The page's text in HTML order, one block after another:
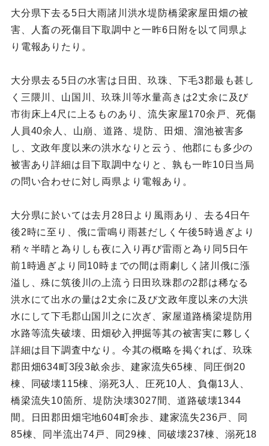
大分県下去る5日大雨諸川洪水堤防橋梁家屋田畑の被
害、人畜の死傷目下取調中と一昨6日附を以て同県よ
り電報ありたり。
大分県去る5日の水害は日田、玖珠、下毛3郡最も甚し
く三隈川、山国川、玖珠川等水量高きは2丈余に及び
市街床上4尺に上るものあり、流失家屋170余戸、死傷
人員40余人、山崩、道路、堤防、田畑、溜池被害多
し、文政年度以来の洪水なりと云う、他郡にも多少の
被害あり詳細は目下取調中なりと、孰も一昨10日当局
の問い合わせに対し両県より電報あり。
大分県に於いては去月28日より風雨あり、去る4日午
後2時に至り、俄に雷鳴り雨甚だしく午後5時過ぎより
稍々半晴と為りしも夜に入り再び雷雨と為り同5日午
前1時過ぎより同10時までの間は雨劇しく諸川俄に漲
溢し、殊に筑後川の上流う日田玖珠郡の2郡は稀なる
洪水にて出水の量は2丈余に及び文政年度以来の大洪
水にして下毛郡山国川之に次ぎ、家屋道路橋梁堤防用
水路等流失破壊、田畑砂入押掘等其の被害実に夥しく
詳細は目下調査中なり。今其の概略を掲ぐれば、玖珠
郡田畑634町3段3畝余歩、建家流失65棟、同圧倒20
棟、同破壊115棟、溺死3人、圧死10人、負傷13人、
橋梁流失10箇所、堤防決壊3027間、道路破壊1344
間。日田郡田畑宅地604町余歩、建家流失236戸、同
85棟、同半流出74戸、同29棟、同破壊237棟、溺死18